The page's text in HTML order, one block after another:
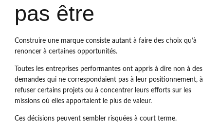
pas être
Construire une marque consiste autant à faire des choix qu’à
renoncer à certaines opportunités.
Toutes les entreprises performantes ont appris à dire non à des
demandes qui ne correspondaient pas à leur positionnement, à
refuser certains projets ou à concentrer leurs efforts sur les
missions où elles apportaient le plus de valeur.
Ces décisions peuvent sembler risquées à court terme.